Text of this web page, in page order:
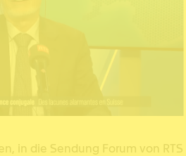
in die Sendung Forum von RTS